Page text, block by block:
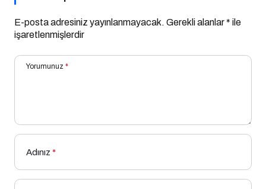
E-posta adresiniz yayınlanmayacak. Gerekli alanlar* ile
işaretlenmişlerdir
Yorumunuz *
Adınız *